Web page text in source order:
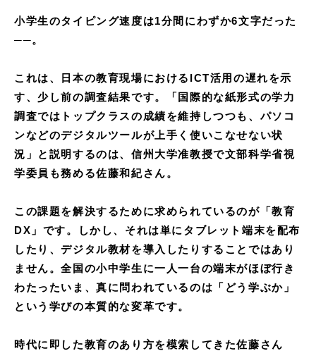
小学生のタイピング速度は1分間にわずか6文字だった
──。
これは、日本の教育現場におけるICT活用の遅れを示
す、少し前の調査結果です。「国際的な紙形式の学力
調査ではトップクラスの成績を維持しつつも、パソコ
ンなどのデジタルツールが上手く使いこなせない状
況」と説明するのは、信州大学准教授で文部科学省視
学委員も務める佐藤和紀さん。
この課題を解決するために求められているのが「教育
DX」です。しかし、それは単にタブレット端末を配布
したり、デジタル教材を導入したりすることではあり
ません。全国の小中学生に一人一台の端末がほぼ行き
わたったいま、真に問われているのは「どう学ぶか」
という学びの本質的な変革です。
時代に即した教育のあり方を模索してきた佐藤さん